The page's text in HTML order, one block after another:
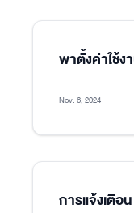
พาตั้งค่าใช้ง
Nov. 6, 2024
การแจ้งเตือ